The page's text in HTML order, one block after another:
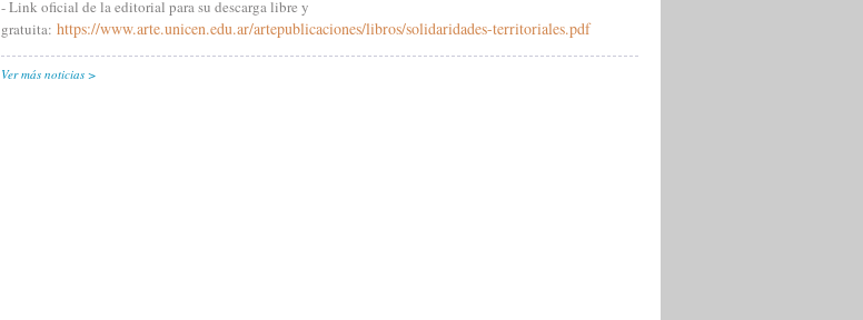
- Link oficial de la editorial para su descarga libre y
gratuita: https://www.arte.unicen.edu.ar/artepublicaciones/libros/solidaridades-territoriales.pdf
Ver más noticias